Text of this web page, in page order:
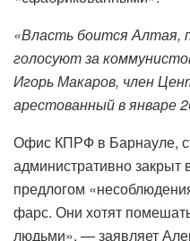
«Власть боится Алтая,
голосуют за
Игорь Макаров, член
арестованный в январе
Офис КПРФ в Барнауле,
административно закрыт
предлогом
фарс. Они хотят
людьми», — заявляет